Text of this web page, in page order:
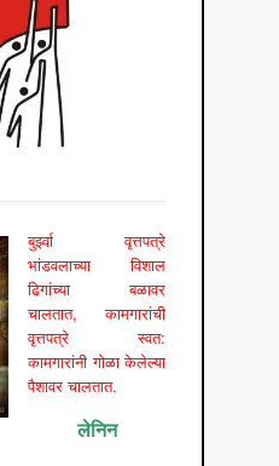
बुर्झ्वा वृत्तपत्रे
भांडवलाच्या विशाल
ढिगांच्या बळावर
चालतात, कामगारांची
वृत्तपत्रे स्वत:
कामगारांनी गोळा केलेल्या
पैशावर चालतात.
लेनिन